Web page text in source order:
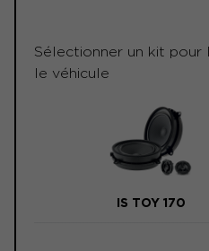
Sélectionner un kit pour
le véhicule
IS TOY 170